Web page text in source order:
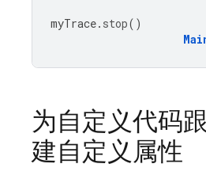
myTrace. stop()
为自定义代码
建自定义属性